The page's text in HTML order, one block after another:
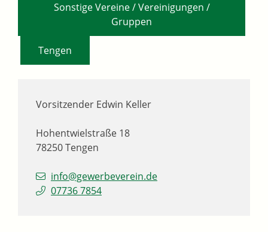
Vorsitzender Edwin Keller
Hohentwielstraße 18
78250Tengen
info@gewerbeverein.de
07736 7854
Sonstige Vereine / Vereinigungen /
Gruppen
Tengen